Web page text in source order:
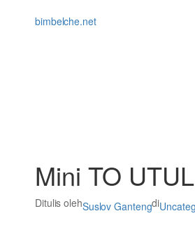
bimbelche.net
Mini TO
Ditulis olehSuslov Gantengdi